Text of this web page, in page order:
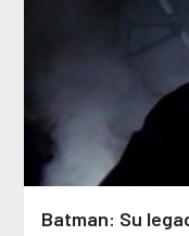
Batman: Su